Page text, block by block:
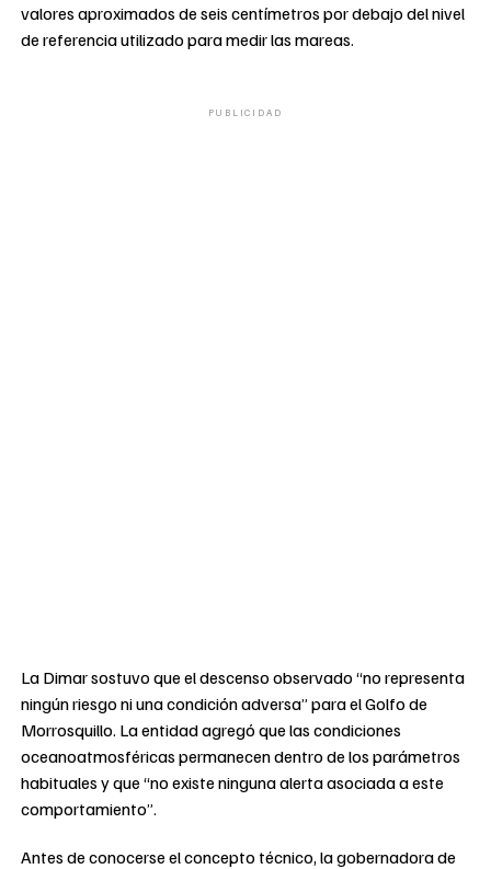
valores aproximados de seis centímetros por debajo del nivel
de referencia utilizado para medir las mareas.
PUBLICIDAD
La Dimar sostuvo que el descenso observado “no representa
ningún riesgo ni una condición adversa” para el Golfo de
Morrosquillo. La entidad agregó que las condiciones
oceanoatmosféricas permanecen dentro de los parámetros
habituales y que “no existe ninguna alerta asociada a este
comportamiento”.
Antes de conocerse el concepto técnico, la gobernadora de